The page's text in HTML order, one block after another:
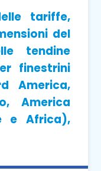
tariffe,
del
tendine
finestrini
America,
America
e Africa),